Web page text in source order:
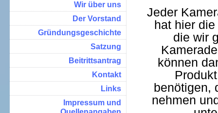
Jeder
hat hier
die wir
können
benötigen,
nehmen
Wir über uns
Der Vorstand
Gründungsgeschichte
Satzung
Beitrittsantrag
Kontakt
Links
Impressum und